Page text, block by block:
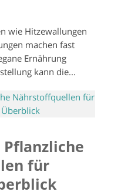
wie Hitzewallungen
machen fast
Ernährung
kann die...
für